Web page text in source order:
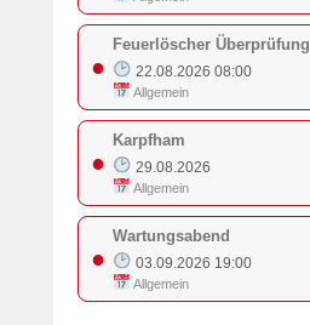
●
Feuerlöscher Überprüfung
22.08.2026 08:00
Allgemein
●
Karpfham
29.08.2026
Allgemein
●
Wartungsabend
03.09.2026 19:00
Allgemein